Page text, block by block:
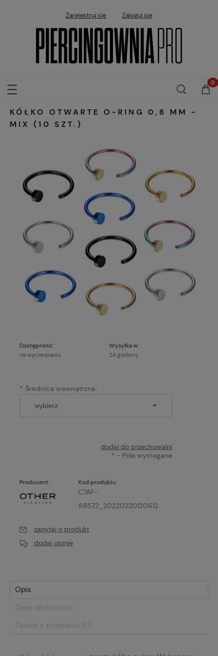
Zarejestruj się Zaloguj się
KÓŁKO OTWARTE O-RING 0,8 MM -
MIX (10 SZT.)
Dostępność:
na wyczerpaniu
Wysyłka w:
24 godziny
* Średnica wewnętrzna:
dodaj do przechowalni
* - Pole wymagane
Producent: Kod produktu:
C7AF-
88572_20220220120612
zapytaj o produkt
dodaj opinię
Opis
Dane techniczne
Opinie o produkcie (0)